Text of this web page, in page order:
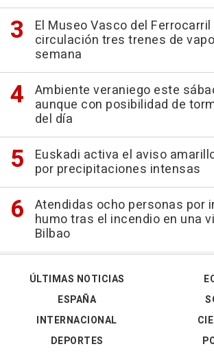
El Museo Vasco del Ferrocarril
circulación tres trenes de
semana
Ambiente veraniego este
aunque con posibilidad de
del día
Euskadi activa el aviso
por precipitaciones intensas
Atendidas ocho personas por
humo tras el incendio en una
Bilbao
ÚLTIMAS NOTICIAS
ESPAÑA
INTERNACIONAL
DEPORTES